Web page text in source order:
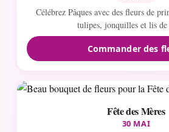
Célébrez Pâques avec des fleurs de
tulipes, jonquilles et lis de
Commander des
Fête des Mères
30 MAI